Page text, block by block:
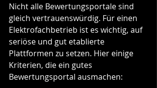
Nicht alle Bewertungsportale sind
gleich vertrauenswürdig. Für einen
Elektrofachbetrieb ist es wichtig, auf
seriöse und gut etablierte
Plattformen zu setzen. Hier einige
Kriterien, die ein gutes
Bewertungsportal ausmachen: